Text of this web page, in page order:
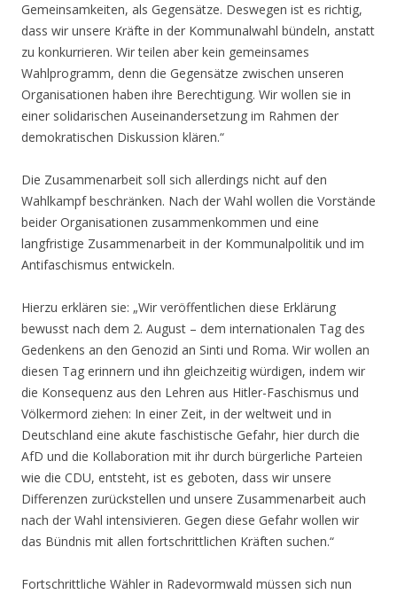
Gemeinsamkeiten, als Gegensätze. Deswegen ist es richtig,
dass wir unsere Kräfte in der Kommunalwahl bündeln, anstatt
zu konkurrieren. Wir teilen aber kein gemeinsames
Wahlprogramm, denn die Gegensätze zwischen unseren
Organisationen haben ihre Berechtigung. Wir wollen sie in
einer solidarischen Auseinandersetzung im Rahmen der
demokratischen Diskussion klären.“
Die Zusammenarbeit soll sich allerdings nicht auf den
Wahlkampf beschränken. Nach der Wahl wollen die Vorstände
beider Organisationen zusammenkommen und eine
langfristige Zusammenarbeit in der Kommunalpolitik und im
Antifaschismus entwickeln.
Hierzu erklären sie: „Wir veröffentlichen diese Erklärung
bewusst nach dem 2. August – dem internationalen Tag des
Gedenkens an den Genozid an Sinti und Roma. Wir wollen an
diesen Tag erinnern und ihn gleichzeitig würdigen, indem wir
die Konsequenz aus den Lehren aus Hitler-Faschismus und
Völkermord ziehen: In einer Zeit, in der weltweit und in
Deutschland eine akute faschistische Gefahr, hier durch die
AfD und die Kollaboration mit ihr durch bürgerliche Parteien
wie die CDU, entsteht, ist es geboten, dass wir unsere
Differenzen zurückstellen und unsere Zusammenarbeit auch
nach der Wahl intensivieren. Gegen diese Gefahr wollen wir
das Bündnis mit allen fortschrittlichen Kräften suchen.“
Fortschrittliche Wähler in Radevormwald müssen sich nun